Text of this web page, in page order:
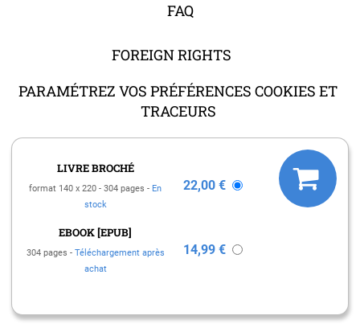
LIVRE BROCHÉ
format 140 x 220 304 pages
En
stock
22,00 €
EBOOK [EPUB]
304 pages
Téléchargement après
achat
14,99 €
FAQ
FOREIGN RIGHTS
PARAMÉTREZ VOS PRÉFÉRENCES COOKIES ET
TRACEURS
CHARTE DES DONNÉES PERSONNELLES
CONDITIONS GÉNÉRALES DE VENTE